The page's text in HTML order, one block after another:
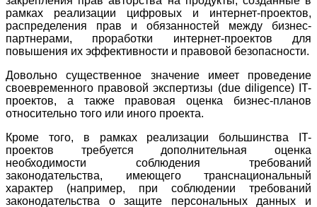
рамках реализации цифровых и интернет-проектов,
распределения прав и обязанностей между бизнес-
партнерами, проработки интернет-проектов для
повышения их эффективности и правовой безопасности.
Довольно существенное значение имеет проведение
своевременного правовой экспертизы (due diligence) IT-
проектов, а также правовая оценка бизнес-планов
относительно того или иного проекта.
Кроме того, в рамках реализации большинства
IT-
проектов требуется дополнительная оценка
необходимости соблюдения требований
законодательства, имеющего транснациональный
характер (например, при соблюдении требований
законодательства о защите персональных данных и